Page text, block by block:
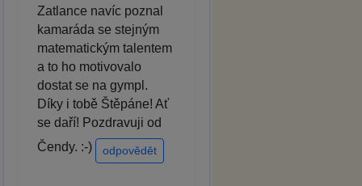
Zatlance navíc poznal
kamaráda se stejným
matematickým talentem
a to ho motivovalo
dostat se na gympl.
Díky i tobě Štěpáne! Ať
se daří! Pozdravuji od
Čendy. :-)
odpovědět